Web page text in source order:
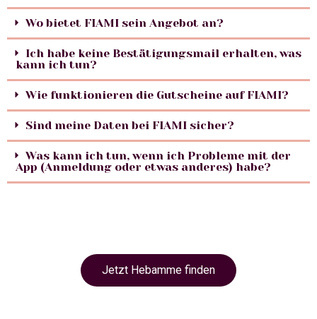
Wo bietet FIAMI sein Angebot an?
Ich habe keine Bestätigungsmail erhalten, was
kann ich tun?
Wie funktionieren die Gutscheine auf FIAMI?
Sind meine Daten bei FIAMI sicher?
Was kann ich tun, wenn ich Probleme mit der
App (Anmeldung oder etwas anderes) habe?
Jetzt Hebamme finden